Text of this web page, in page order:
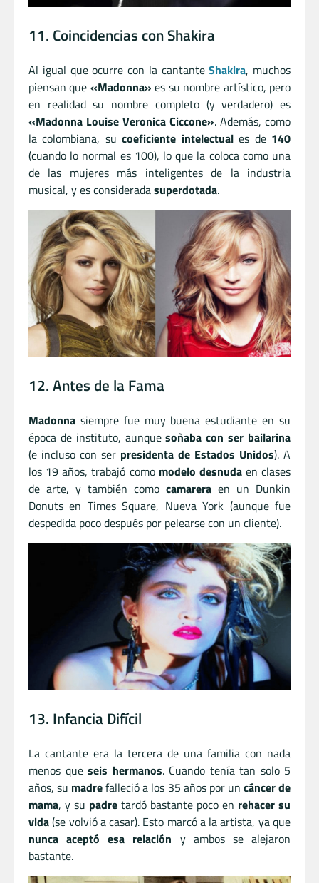
11. Coincidencias con Shakira
Al igual que ocurre con la cantanteShakira, muchos
piensan que «Madonna» es su nombre artístico, pero
en realidad su nombre completo (y verdadero) es
«Madonna Louise Veronica Ciccone». Además, como
la colombiana, sucoeficiente intelectuales de 140
(cuando lo normal es 100), lo que la coloca como una
de las mujeres más inteligentes de la industria
musical, y es consideradasuperdotada.
12. Antes de la Fama
Madonna siempre fue muy buena estudiante en su
época de instituto, aunquesoñaba con ser bailarina
(e incluso con ser presidenta de Estados Unidos). A
los 19 años, trabajó como modelo desnudaen clases
de arte, y también como camarera en un Dunkin
Donuts en Times Square, Nueva York (aunque fue
despedida poco después por pelearse con un cliente).
13. Infancia Difícil
La cantante era la tercera de una familia con nada
menos que seis hermanos. Cuando tenía tan solo 5
años, su madrefalleció a los 35 años por un cáncer de
mama, y su padre tardó bastante poco en rehacer su
vida(se volvió a casar). Esto marcó a la artista, ya que
nunca aceptó esa relación y ambos se alejaron
bastante.